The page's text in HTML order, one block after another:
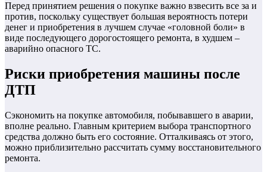
Перед принятием решения о покупке важно взвесить все за и
против, поскольку существует большая вероятность потери
денег и приобретения в лучшем случае «головной боли» в
виде последующего дорогостоящего ремонта, в худшем –
аварийно опасного ТС.
Риски приобретения машины после
ДТП
Сэкономить на покупке автомобиля, побывавшего в аварии,
вполне реально. Главным критерием выбора транспортного
средства должно быть его состояние. Отталкиваясь от этого,
можно приблизительно рассчитать сумму восстановительного
ремонта.